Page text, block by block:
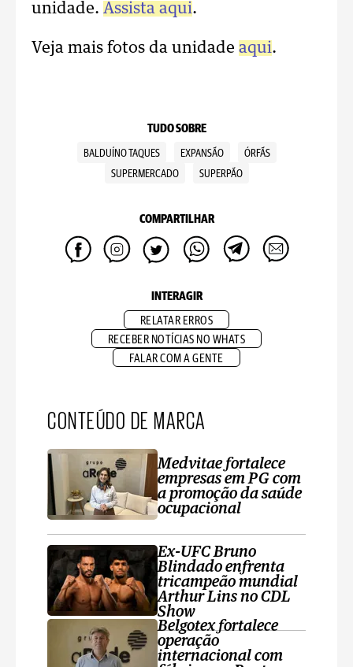
unidade. Assista aqui.
Veja mais fotos da unidade aqui.
TUDO SOBRE
BALDUÍNO TAQUES EXPANSÃO
ÓRFÃS
SUPERMERCADO
SUPERPÃO
COMPARTILHAR
INTERAGIR
RELATAR ERROS
RECEBER NOTÍCIAS NO WHATS
FALAR COM A GENTE
CONTEÚDO DE MARCA
Medvitae fortalece
empresas em PG com
a promoção da saúde
ocupacional
Ex-UFC Bruno
Blindado enfrenta
tricampeão mundial
Arthur Lins no CDL
Show
Belgotex fortalece
operação
internacional com